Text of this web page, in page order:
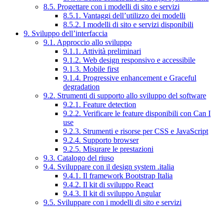
8.5. Progettare con i modelli di sito e servizi
8.5.1. Vantaggi dell’utilizzo dei modelli
8.5.2. I modelli di sito e servizi disponibili
9. Sviluppo dell’interfaccia
9.1. Approccio allo sviluppo
9.1.1. Attività preliminari
9.1.2. Web design responsivo e accessibile
9.1.3. Mobile first
9.1.4. Progressive enhancement e Graceful
degradation
9.2. Strumenti di supporto allo sviluppo del software
9.2.1. Feature detection
9.2.2. Verificare le feature disponibili con Can I
use
9.2.3. Strumenti e risorse per CSS e JavaScript
9.2.4. Supporto browser
9.2.5. Misurare le prestazioni
9.3. Catalogo del riuso
9.4. Sviluppare con il design system .italia
9.4.1. Il framework Bootstrap Italia
9.4.2. Il kit di sviluppo React
9.4.3. Il kit di sviluppo Angular
9.5. Sviluppare con i modelli di sito e servizi